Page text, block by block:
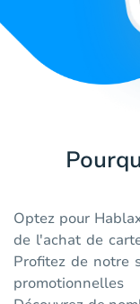
Optez pour
de l'achat de
Profitez de notre